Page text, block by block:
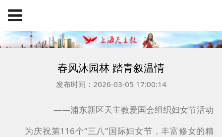
春风沐园林 踏青叙温情
发布时间：2026-03-05 17:00:14
——浦东新区天主教爱国会组织妇女节活动
为庆祝第116个“三八”国际妇女节，丰富修女的精